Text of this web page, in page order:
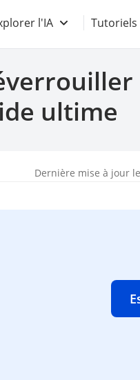
l'IA Tutoriels
ultime
Dernière mise à jour